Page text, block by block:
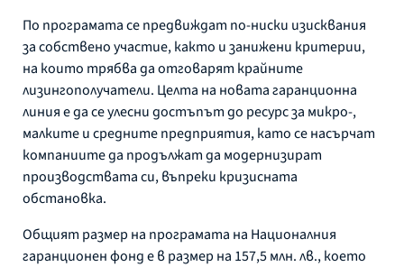
По програмата се предвиждат по-ниски изисквания
за собствено участие, както и занижени критерии,
на които трябва да отговарят крайните
лизингополучатели. Целта на новата гаранционна
линия е да се улесни достъпът до ресурс за микро-,
малките и средните предприятия, като се насърчат
компаниите да продължат да модернизират
производствата си, въпреки кризисната
обстановка.
Общият размер на програмата на Националния
гаранционен фонд е в размер на 157,5 млн. лв., което